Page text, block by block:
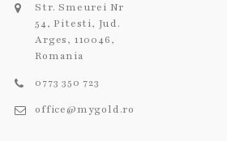
Str. Smeurei Nr
54, Pitesti, Jud.
Arges, 110046,
Romania
0773 350 723
office@mygold.ro